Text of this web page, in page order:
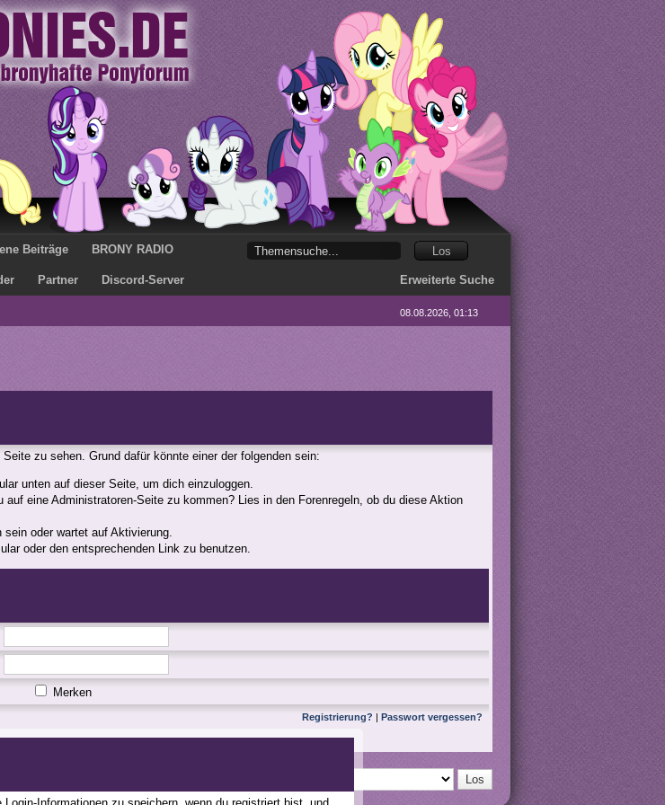
Beiträge BRONY RADIO
Partner Discord-Server Erweiterte Suche
08.08.2026, 01:13
zu sehen. Grund dafür könnte einer der folgenden sein:
unten auf dieser Seite, um dich einzuloggen.
eine Administratoren-Seite zu kommen? Lies in den Forenregeln, ob du diese Aktion
oder wartet auf Aktivierung.
oder den entsprechenden Link zu benutzen.
Merken
Registrierung? | Passwort vergessen?